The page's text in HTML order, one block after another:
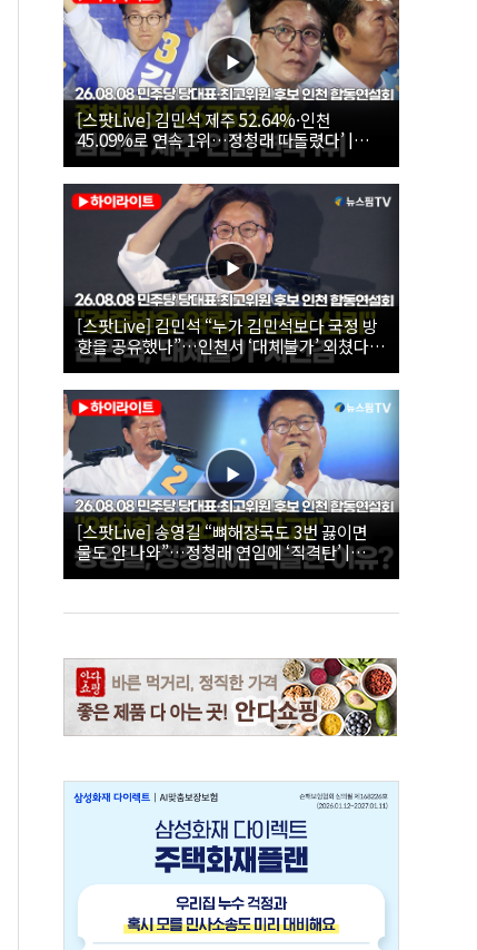
[스팟Live] 김민석 제주 52.64%·인천
45.09%로 연속 1위…정청래 따돌렸다’ |
26.08.08 더불어민주당 당대표·최고위원 후
보 인천 합동연설회
[스팟Live] 김민석 “누가 김민석보다 국정 방
향을 공유했나”…인천서 ‘대체불가’ 외쳤다 |
26.08.08 더불어민주당 당대표·최고위원 후
보 인천 합동연설회
[스팟Live] 송영길 “뼈해장국도 3번 끓이면
물도 안 나와”…정청래 연임에 ‘직격탄’ |
26.08.08 더불어민주당 당대표·최고위원 후